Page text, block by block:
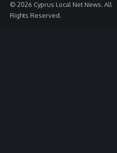
© 2026 Cyprus Local Net News. All
Rights Reserved.